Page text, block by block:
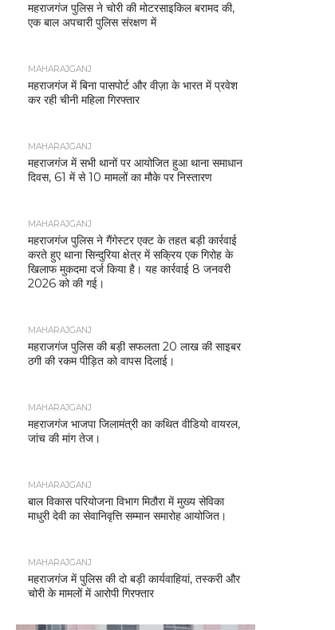
महराजगंज पुलिस ने चोरी की मोटरसाइकिल बरामद की,
एक बाल अपचारी पुलिस संरक्षण में
MAHARAJGANJ
महराजगंज में बिना पासपोर्ट और वीज़ा के भारत में प्रवेश
कर रही चीनी महिला गिरफ्तार
MAHARAJGANJ
महराजगंज में सभी थानों पर आयोजित हुआ थाना समाधान
दिवस, 61 में से 10 मामलों का मौके पर निस्तारण
MAHARAJGANJ
महराजगंज पुलिस ने गैंगेस्टर एक्ट के तहत बड़ी कार्रवाई
करते हुए थाना सिन्दुरिया क्षेत्र में सक्रिय एक गिरोह के
खिलाफ मुकदमा दर्ज किया है। यह कार्रवाई 8 जनवरी
2026 को की गई।
MAHARAJGANJ
महराजगंज पुलिस की बड़ी सफलता 20 लाख की साइबर
ठगी की रकम पीड़ित को वापस दिलाई।
MAHARAJGANJ
महराजगंज भाजपा जिलामंत्री का कथित वीडियो वायरल,
जांच की मांग तेज।
MAHARAJGANJ
बाल विकास परियोजना विभाग मिठौरा में मुख्य सेविका
माधुरी देवी का सेवानिवृत्ति सम्मान समारोह आयोजित।
MAHARAJGANJ
महराजगंज में पुलिस की दो बड़ी कार्यवाहियां, तस्करी और
चोरी के मामलों में आरोपी गिरफ्तार